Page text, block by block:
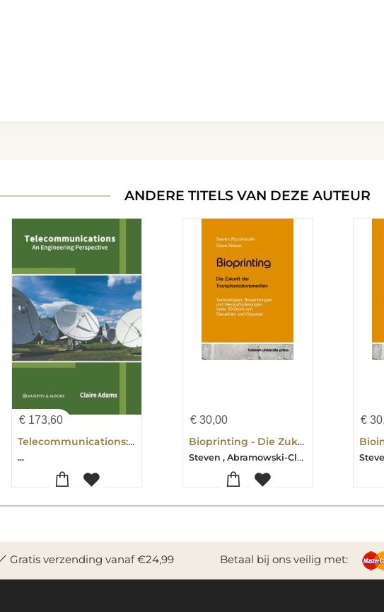
ANDERE TITELS VAN DEZE AUTEUR
€ 173,60
Telecommunications: An Engineering Perspective
...
€30,00
Bioprinting - Die Zukunft der Transplantationsmedizin
Steven , Abramowski-Claire , Adams
€
Gratis verzending vanaf €24,99 Betaal bij ons veilig met: